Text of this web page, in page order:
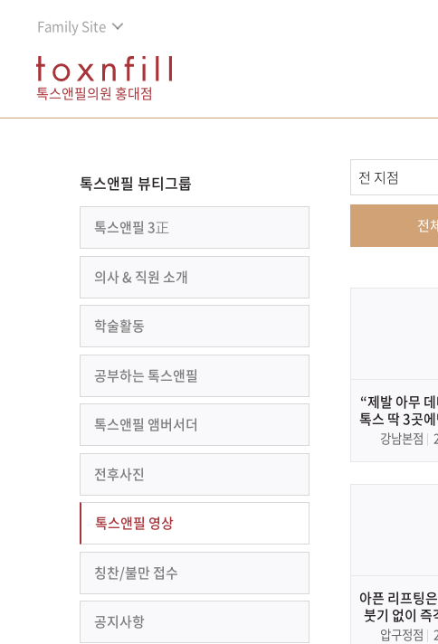
Family Site
톡스앤필의원 홍대점
톡스앤필 뷰티그룹
톡스앤필 3正
의사 & 직원 소개
학술활동
공부하는 톡스앤필
톡스앤필 앰버서더
전후사진
톡스앤필 영상
칭찬/불만 접수
공지사항
전
“제발 아무
톡스 딱 3곳에
보톡스 효과
습
강남본점
아픈 리프팅
붓기 없이 즉
다
압구정점